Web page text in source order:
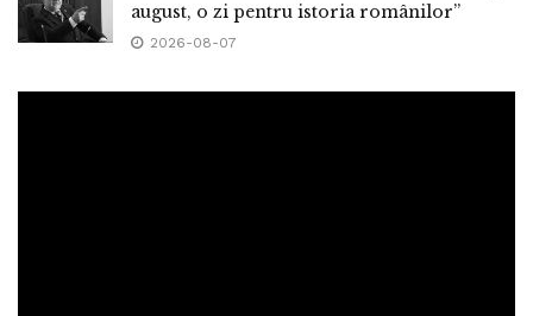
august, o zi pentru istoria românilor”
2026-08-07